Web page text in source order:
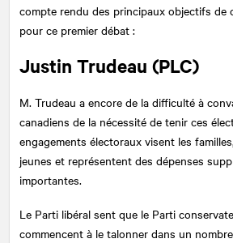
compte rendu des principaux objectifs de
pour ce premier débat :
Justin Trudeau (PLC)
M. Trudeau a encore de la difficulté à
canadiens de la nécessité de tenir ces
engagements électoraux visent les
jeunes et représentent des dépenses
importantes.
Le Parti libéral sent que le Parti
commencent à le talonner dans un